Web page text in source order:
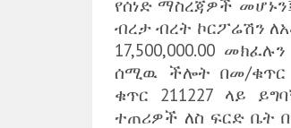
የሰነድ ማስረጃዎች
ብረታ ብረት ኮርፖሬሽን
17,500,000.00
ሰሚዉ ችሎት በመ/ቁጥር
ቁጥር 211227 ላይ
ተጠሪዎች ለስ ፍርድ ቤት